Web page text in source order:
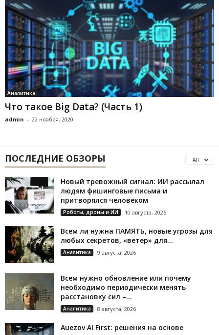
Аналитика
Что такое Big Data? (Часть 1)
admin - 22 ноября, 2020
ПОСЛЕДНИЕ ОБЗОРЫ All
Новый тревожный сигнал: ИИ рассылал
людям фишинговые письма и
притворялся человеком
Роботы, дроны и ИИ 10 августа, 2026
Всем ли нужна ПАМЯТЬ, новые угрозы для
любых секретов, «ветер» для...
Аналитика 9 августа, 2026
Всем нужно обновление или почему
необходимо периодически менять
расстановку сил –...
Аналитика 8 августа, 2026
Auezov AI First: решения на основе